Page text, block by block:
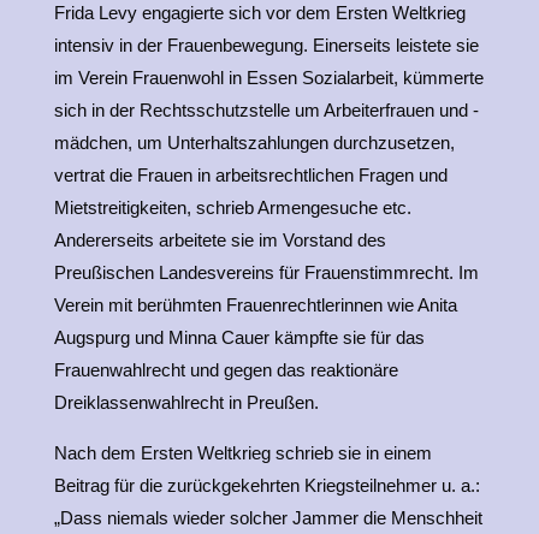
Frida Levy engagierte sich vor dem Ersten Weltkrieg
intensiv in der Frauenbewegung. Einerseits leistete sie
im Verein Frauenwohl in Essen Sozialarbeit, kümmerte
sich in der Rechtsschutzstelle um Arbeiterfrauen und -
mädchen, um Unterhaltszahlungen durchzusetzen,
vertrat die Frauen in arbeitsrechtlichen Fragen und
Mietstreitigkeiten, schrieb Armengesuche etc.
Andererseits arbeitete sie im Vorstand des
Preußischen Landesvereins für Frauenstimmrecht. Im
Verein mit berühmten Frauenrechtlerinnen wie Anita
Augspurg und Minna Cauer kämpfte sie für das
Frauenwahlrecht und gegen das reaktionäre
Dreiklassenwahlrecht in Preußen.
Nach dem Ersten Weltkrieg schrieb sie in einem
Beitrag für die zurückgekehrten Kriegsteilnehmer u. a.:
„Dass niemals wieder solcher Jammer die Menschheit